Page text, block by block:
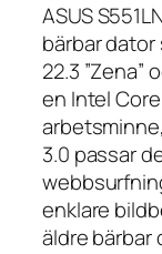
ASUS
bärbar
22.3 ”Zena”
en Intel
3.0 passar
enklare
äldre bärbar